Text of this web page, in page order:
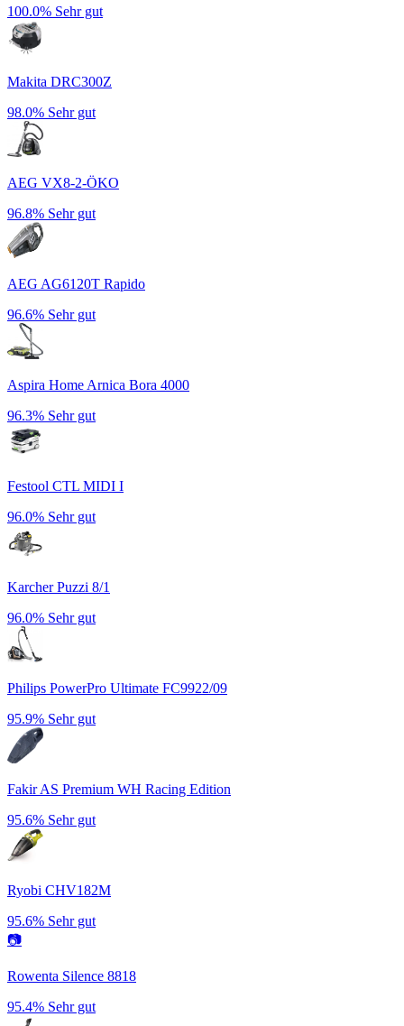
100.0% Sehr gut
Makita DRC300Z
98.0% Sehr gut
AEG VX8-2-ÖKO
96.8% Sehr gut
AEG AG6120T Rapido
96.6% Sehr gut
Aspira Home Arnica Bora 4000
96.3% Sehr gut
Festool CTL MIDI I
96.0% Sehr gut
Karcher Puzzi 8/1
96.0% Sehr gut
Philips PowerPro Ultimate FC9922/09
95.9% Sehr gut
Fakir AS Premium WH Racing Edition
95.6% Sehr gut
Ryobi CHV182M
95.6% Sehr gut
📷
Rowenta Silence 8818
95.4% Sehr gut